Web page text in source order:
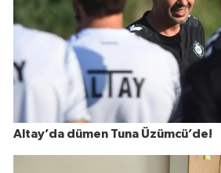
Altay’da dümen Tuna Üzümcü’de!